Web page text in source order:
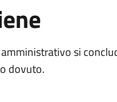
si
dovuto.